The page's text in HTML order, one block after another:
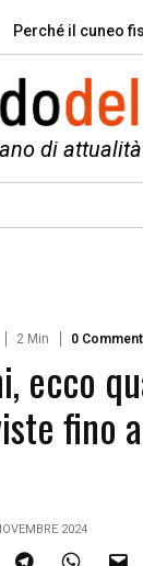
Perché il cuneo
di
2 Min 0
ecco
fino
2024